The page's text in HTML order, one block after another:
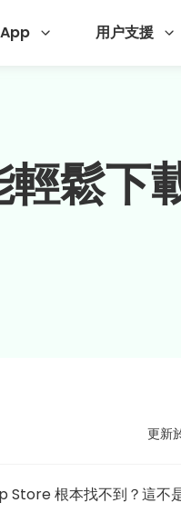
App 用户支援
鬆下
更新
Store 根本找不到？這不